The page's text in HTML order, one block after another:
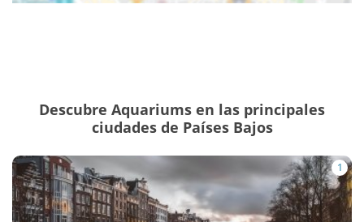
Descubre Aquariums en las principales
ciudades de Países Bajos
1